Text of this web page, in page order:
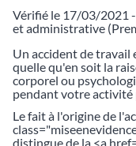
Vérifié le 17/03/2021
et administrative
Un accident de travail
quelle qu'en soit la
corporel ou
pendant votre activité
Le fait à l'origine de
distingue de la <a